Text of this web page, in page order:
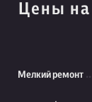
Цены
Мелкий ремонт